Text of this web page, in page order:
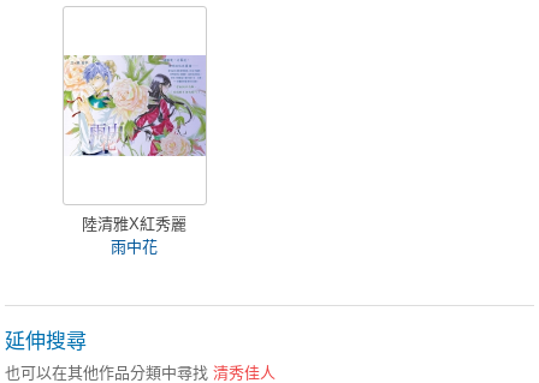
陸清雅X紅秀麗
雨中花
延伸搜尋
也可以在其他作品分類中尋找清秀佳人